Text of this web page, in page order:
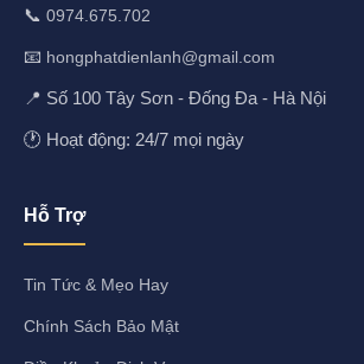
📞 0974.675.702
📧 hongphatdienlanh@gmail.com
📍 Số 100 Tây Sơn - Đống Đa - Hà Nội
🕐 Hoạt động: 24/7 mọi ngày
Hỗ Trợ
Tin Tức & Mẹo Hay
Chính Sách Bảo Mật